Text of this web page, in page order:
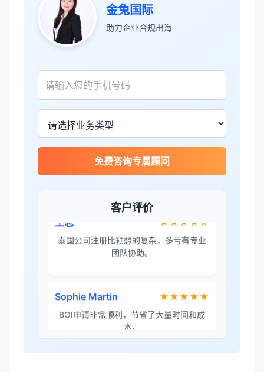
金兔国际
助力企业合规出海
免费咨询专属顾问
客户评价
张先生
服务专业高效，一周就完成了泰国公司注
James Wilson
金兔国际帮我们完成了泰国建厂的所有法
律手续，非常专业。
★★★★☆
泰国公司注册比预想的复杂，多亏有专业
Sophie Martin ★★★★★
BOI申请非常顺利，节省了大量时间和成
本。
李女士 ★★★★★
境外投资备案流程清晰，顾问非常耐心解